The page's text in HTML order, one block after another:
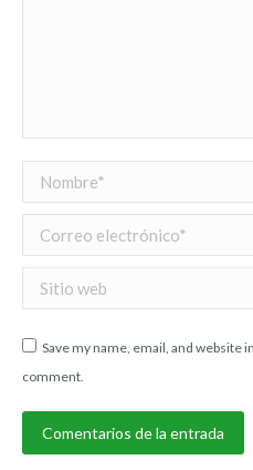
Nombre *
Correo electrónico *
Sitio web
Save my name, email, and website
comment.
Comentarios de la entrada